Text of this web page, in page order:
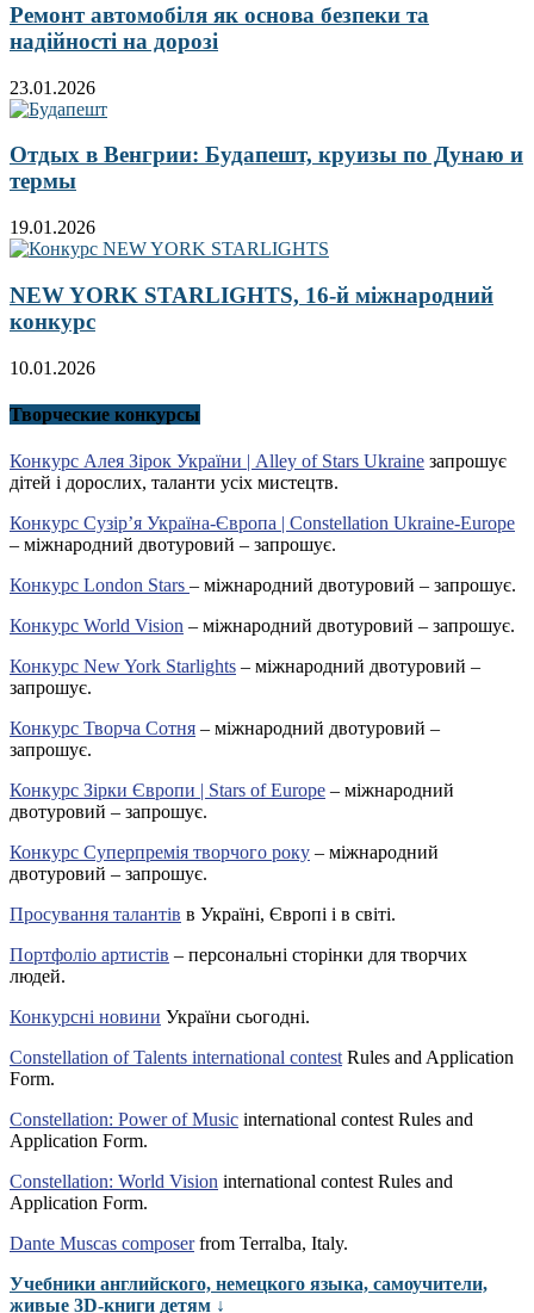
Ремонт автомобіля як основа безпеки та
надійності на дорозі
23.01.2026
Отдых в Венгрии: Будапешт, круизы по Дунаю и
термы
19.01.2026
NEW YORK STARLIGHTS, 16-й міжнародний
конкурс
10.01.2026
Творческие конкурсы
Конкурс Алея Зірок України | Alley of Stars Ukraine запрошує
дітей і дорослих, таланти усіх мистецтв.
Конкурс Сузір’я Україна-Європа | Constellation Ukraine-Europe
– міжнародний двотуровий – запрошує.
Конкурс London Stars – міжнародний двотуровий – запрошує.
Конкурс World Vision – міжнародний двотуровий – запрошує.
Конкурс New York Starlights – міжнародний двотуровий –
запрошує.
Конкурс Творча Сотня – міжнародний двотуровий –
запрошує.
Конкурс Зірки Європи | Stars of Europe – міжнародний
двотуровий – запрошує.
Конкурс Суперпремія творчого року – міжнародний
двотуровий – запрошує.
Просування талантів в Україні, Європі і в світі.
Портфоліо артистів – персональні сторінки для творчих
людей.
Конкурсні новини України сьогодні.
Constellation of Talents international contest Rules and Application
Form.
Constellation: Power of Music international contest Rules and
Application Form.
Constellation: World Vision international contest Rules and
Application Form.
Dante Muscas composerfrom Terralba, Italy.
Учебники английского, немецкого языка, самоучители,
живые 3D-книги детям ↓